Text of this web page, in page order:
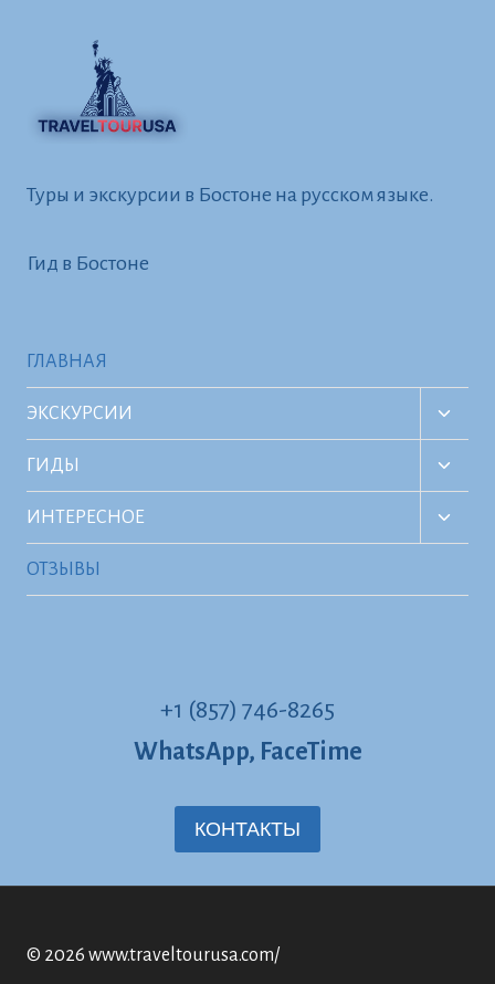
Туры и экскурсии в Бостоне на русском языке.
Гид в Бостоне
ГЛАВНАЯ
ЭКСКУРСИИ
CHILD
MENU
ГИДЫ
CHILD
MENU
ИНТЕРЕСНОЕ
CHILD
ОТЗЫВЫ
+1 (857) 746-8265
WhatsApp, FaceTime
КОНТАКТЫ
© 2026 www.traveltourusa.com/